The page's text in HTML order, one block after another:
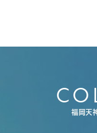
福岡天